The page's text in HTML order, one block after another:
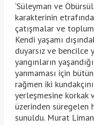
‘Süleyman ve
karakterinin
çatışmalar ve
Kendi yaşamı
duyarsız ve bencilce
yangınların
yanmaması için
rağmen iki
yerleşmesine korkak
üzerinden süregelen
sunuldu. Murat